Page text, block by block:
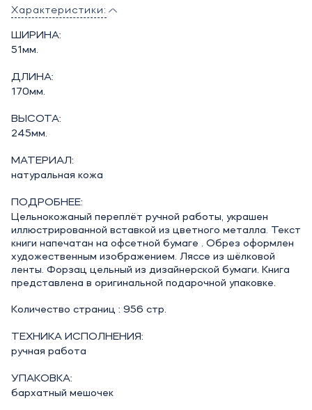
Характеристики:
ШИРИНА:
51мм.
ДЛИНА:
170мм.
ВЫСОТА:
245мм.
МАТЕРИАЛ:
натуральная кожа
ПОДРОБНЕЕ:
Цельнокожаный переплёт ручной работы, украшен
иллюстрированной вставкой из цветного металла. Текст
книги напечатан на офсетной бумаге . Обрез оформлен
художественным изображением. Ляссе из шёлковой
ленты. Форзац цельный из дизайнерской бумаги. Книга
представлена в оригинальной подарочной упаковке.
Количество страниц : 956 стр.
ТЕХНИКА ИСПОЛНЕНИЯ:
ручная работа
УПАКОВКА:
бархатный мешочек